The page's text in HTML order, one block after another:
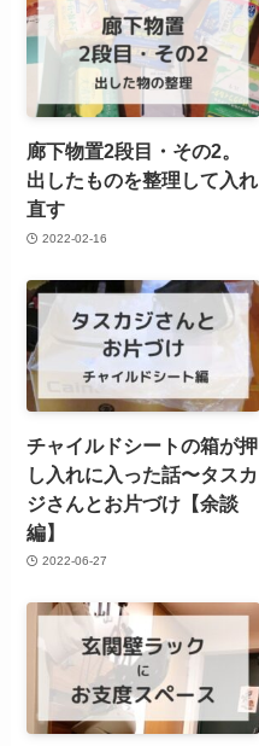
廊下物置2段目・その2。
出したものを整理して入れ
直す
2022-02-16
チャイルドシートの箱が押
し入れに入った話〜タスカ
ジさんとお片づけ【余談
編】
2022-06-27